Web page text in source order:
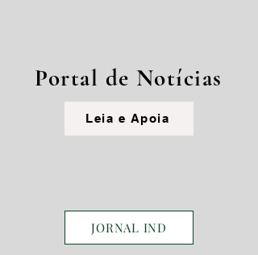
Portal de Notícias
Leia e Apoia
JORNAL IND